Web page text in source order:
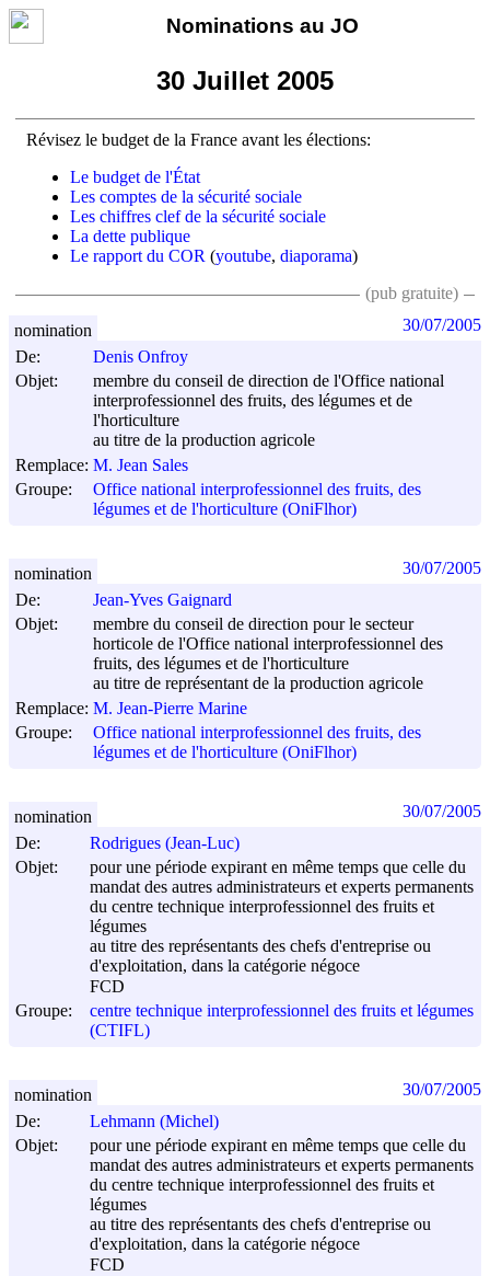
Nominations au JO
30 Juillet 2005
Révisez le budget de la France avant les élections:
Le budget de l'État
Les comptes de la sécurité sociale
Les chiffres clef de la sécurité sociale
La dette publique
Le rapport du COR (youtube, diaporama)
(pub gratuite)
De:
Denis Onfroy
Objet:
membre du conseil de direction de l'Office national
interprofessionnel des fruits, des légumes et de
l'horticulture
au titre de la production agricole
Remplace: M. Jean Sales
Groupe:
Office national interprofessionnel des fruits, des
légumes et de l'horticulture (OniFlhor)
nomination 30/07/2005
De:
Jean-Yves Gaignard
Objet:
membre du conseil de direction pour le secteur
horticole de l'Office national interprofessionnel des
fruits, des légumes et de l'horticulture
au titre de représentant de la production agricole
Remplace: M. Jean-Pierre Marine
Groupe:
Office national interprofessionnel des fruits, des
légumes et de l'horticulture (OniFlhor)
nomination 30/07/2005
De:
Rodrigues (Jean-Luc)
Objet:
pour une période expirant en même temps que celle du
mandat des autres administrateurs et experts permanents
du centre technique interprofessionnel des fruits et
légumes
au titre des représentants des chefs d'entreprise ou
d'exploitation, dans la catégorie négoce
FCD
Groupe:
centre technique interprofessionnel des fruits et légumes
(CTIFL)
nomination 30/07/2005
De:
Lehmann (Michel)
Objet:
pour une période expirant en même temps que celle du
mandat des autres administrateurs et experts permanents
du centre technique interprofessionnel des fruits et
légumes
au titre des représentants des chefs d'entreprise ou
d'exploitation, dans la catégorie négoce
FCD
nomination 30/07/2005